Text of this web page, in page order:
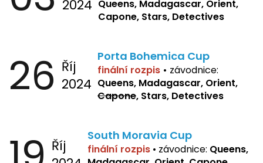
2024 Queens, Madagascar, Orient,
Capone, Stars, Detectives
26 Říj
2024
Porta Bohemica Cup
finální rozpis • závodnice:
Queens, Madagascar, Orient,
Capone, Stars, Detectives
Říj
South Moravia Cup
finální rozpis • závodnice: Queens,